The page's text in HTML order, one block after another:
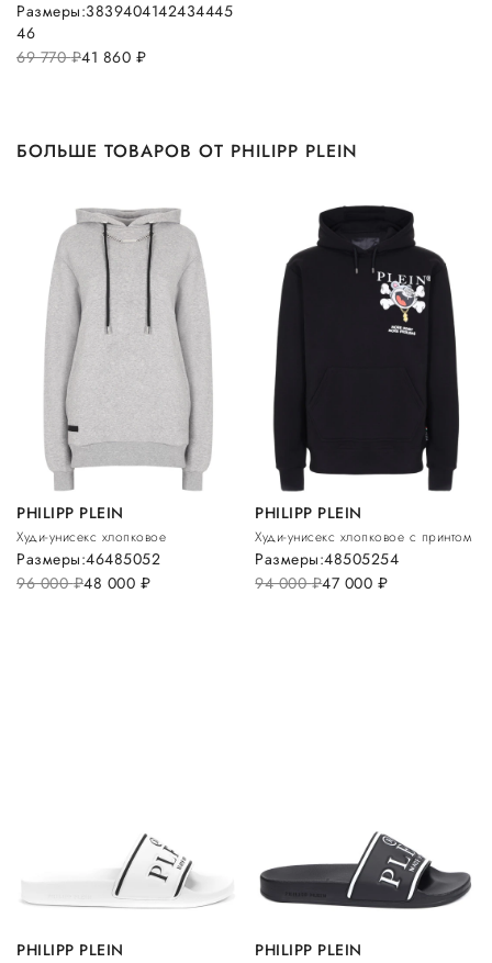
69 770руб.41 860 руб.
Размеры:3839404142434445
46
БОЛЬШЕ ТОВАРОВ ОТ PHILIPP PLEIN
PHILIPP PLEIN
Худи-унисекс хлопковое
96 000руб.48 000 руб.
Размеры:46485052
PHILIPP PLEIN
Худи-унисекс хлопковое с принтом
94 000руб.47 000 руб.
Размеры:48505254
PHILIPP PLEIN PHILIPP PLEIN